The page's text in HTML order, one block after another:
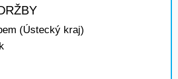
(Ústecký kraj)